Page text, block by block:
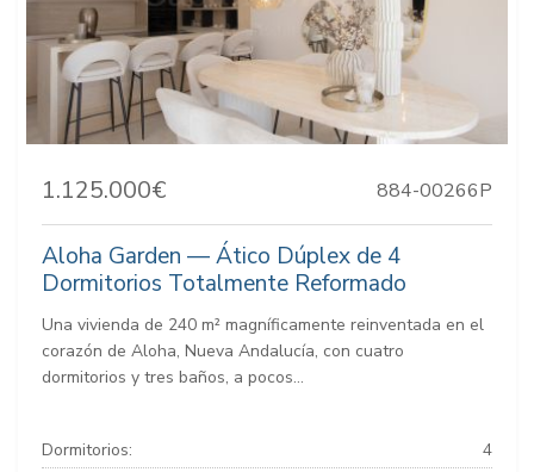
1.125.000€ 884-00266P
Aloha Garden — Ático Dúplex de 4
Dormitorios Totalmente Reformado
Una vivienda de 240 m² magníficamente reinventada en el
corazón de Aloha, Nueva Andalucía, con cuatro
dormitorios y tres baños, a pocos...
Dormitorios:
4